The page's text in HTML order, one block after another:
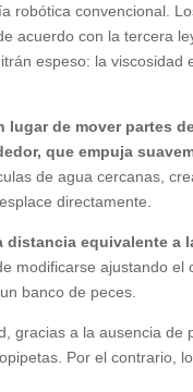
robótica convencional.
acuerdo con la tercera
espeso: la viscosidad
lugar de mover partes
que empuja
de agua cercanas,
directamente.
distancia equivalente a
modificarse ajustando el
banco de peces.
gracias a la ausencia de
Por el contrario,